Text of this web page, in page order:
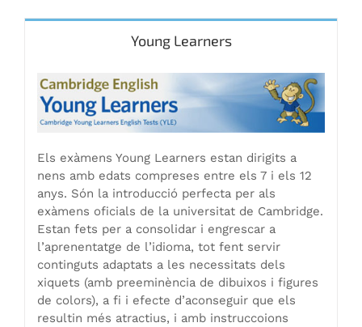
Young Learners
Els exàmens Young Learners estan dirigits a
nens amb edats compreses entre els 7 i els 12
anys. Són la introducció perfecta per als
exàmens oficials de la universitat de Cambridge.
Estan fets per a consolidar i engrescar a
l’aprenentatge de l’idioma, tot fent servir
continguts adaptats a les necessitats dels
xiquets (amb preeminència de dibuixos i figures
de colors), a fi i efecte d’aconseguir que els
resultin més atractius, i amb instruccoions